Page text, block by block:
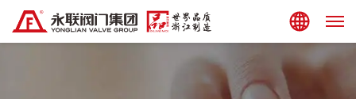
集团站点